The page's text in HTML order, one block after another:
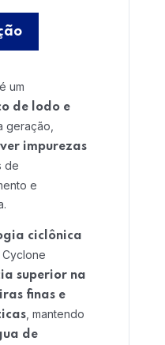
é um
de lodo e
geração,
impurezas
de
e
ciclônica
Cyclone
superior na
finas e
, mantendo
de